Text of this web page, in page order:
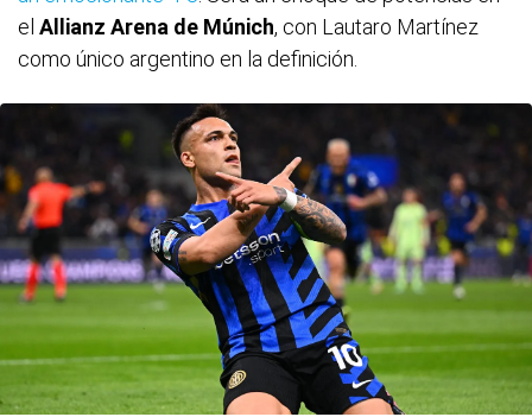
el Allianz Arena de Múnich, con Lautaro Martínez
como único argentino en la definición.